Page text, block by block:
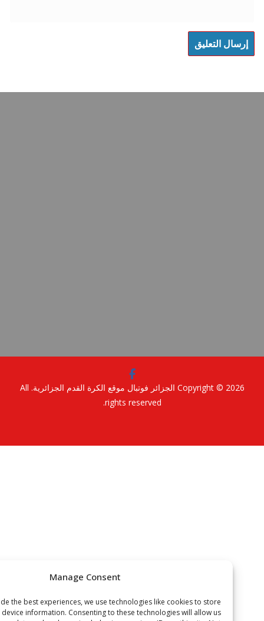
Manage Consent
To provide the best experiences, we use technologies like cookies to store
access device information. Consenting to these technologies will allow us
Copyright © الجزائر فوتبال موقع الكرة القدم الجزائرية
. All
rights reserved.